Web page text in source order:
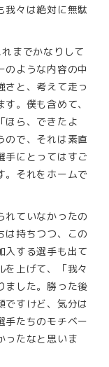
我々は絶対に無駄
までかなりして
のような内容の中
さと、考えて走っ
。僕も含めて、
ほら、できたよ
ので、それは素直
手にとってはすご
。それをホームで
れていなかったの
は持ちつつ、この
入する選手も出て
を上げて、「我々
ました。勝った後
ですけど、気分は
手たちのモチベー
ったなと思いま